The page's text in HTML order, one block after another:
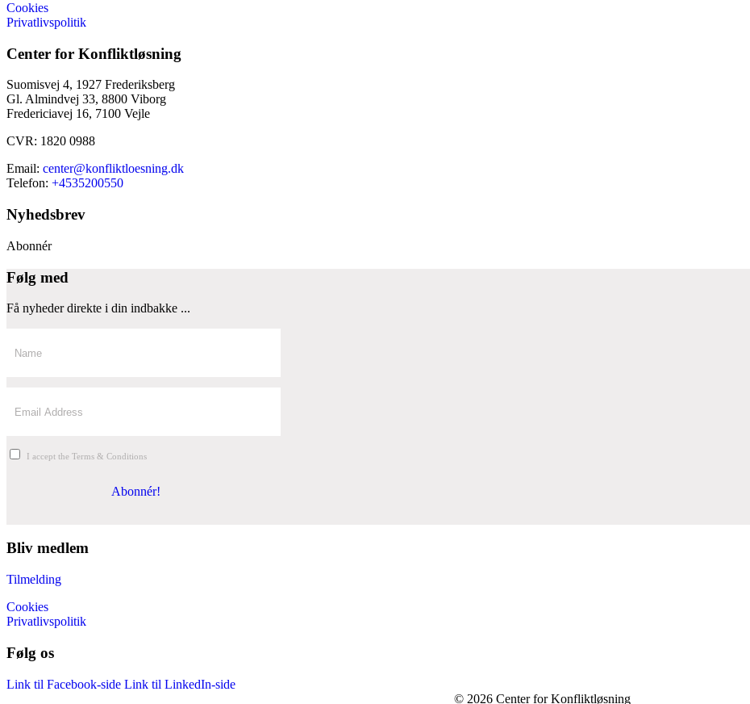
Cookies
Privatlivspolitik
Center for Konfliktløsning
Suomisvej 4, 1927 Frederiksberg
Gl. Almindvej 33, 8800 Viborg
Fredericiavej 16, 7100 Vejle
CVR: 1820 0988
Email: center@konfliktloesning.dk
Telefon: +4535200550
Nyhedsbrev
Abonnér
Følg med
Få nyheder direkte i din indbakke ...
I accept the Terms & Conditions
Abonnér!
Bliv medlem
Tilmelding
Cookies
Privatlivspolitik
Følg os
Link til Facebook-side Link til LinkedIn-side
© 2026 Center for Konfliktløsning